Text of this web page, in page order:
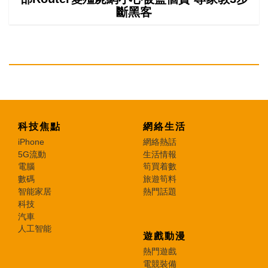
斷黑客
科技焦點
iPhone
5G流動
電腦
數碼
智能家居
科技
汽車
人工智能
網絡生活
網絡熱話
生活情報
筍買着數
旅遊筍料
熱門話題
遊戲動漫
熱門遊戲
電競裝備